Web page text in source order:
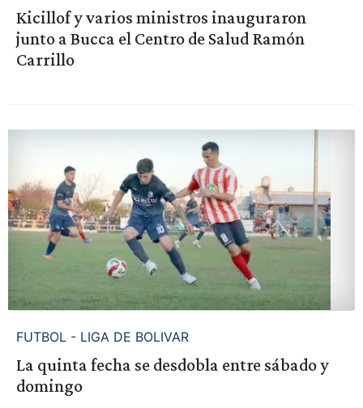
Kicillof y varios ministros inauguraron
junto a Bucca el Centro de Salud Ramón
Carrillo
FUTBOL - LIGA DE BOLIVAR
La quinta fecha se desdobla entre sábado y
domingo